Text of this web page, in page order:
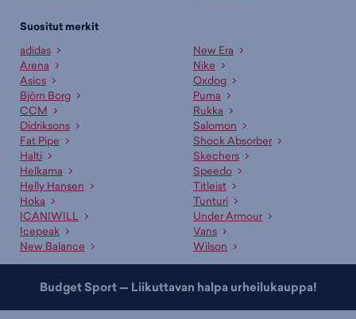
Suositut merkit
adidas
Arena
Asics
Björn Borg
CCM
Didriksons
Fat Pipe
Halti
Helkama
Helly Hansen
Hoka
ICANIWILL
Icepeak
New Balance
New Era
Nike
Oxdog
Puma
Rukka
Salomon
Shock Absorber
Skechers
Speedo
Titleist
Tunturi
Under Armour
Vans
Wilson
Budget Sport — Liikuttavan halpa urheilukauppa!